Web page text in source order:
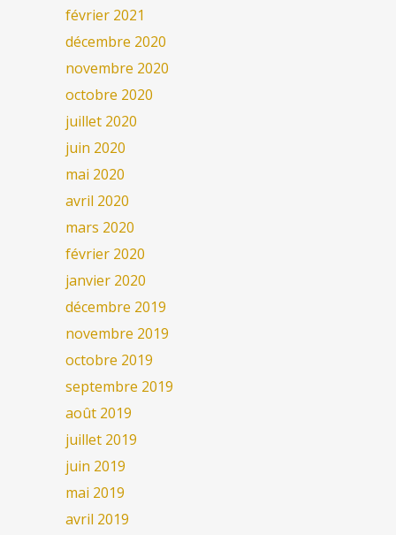
février 2021
décembre 2020
novembre 2020
octobre 2020
juillet 2020
juin 2020
mai 2020
avril 2020
mars 2020
février 2020
janvier 2020
décembre 2019
novembre 2019
octobre 2019
septembre 2019
août 2019
juillet 2019
juin 2019
mai 2019
avril 2019